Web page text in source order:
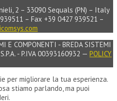
2 – 33090 Sequals (PN) – Italy
– Fax +39 0427 939521 –
E COMPONENTI - BREDA SISTEMI
- P.IVA 00393160932 — POLICY
per migliorare la tua esperienza.
stiamo parlando, ma puoi